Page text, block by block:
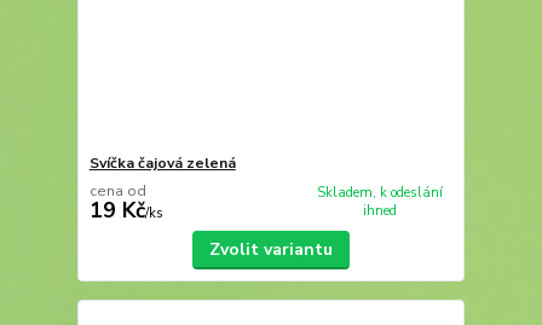
Svíčka čajová zelená
cena od
19 Kč/ks
Skladem, k odeslání
ihned
Zvolit variantu